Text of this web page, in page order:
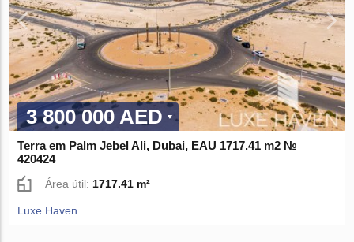
3 800 000 AED
Terra em Palm Jebel Ali, Dubai, EAU 1717.41 m2 №
420424
Área útil:1717.41 m²
Luxe Haven